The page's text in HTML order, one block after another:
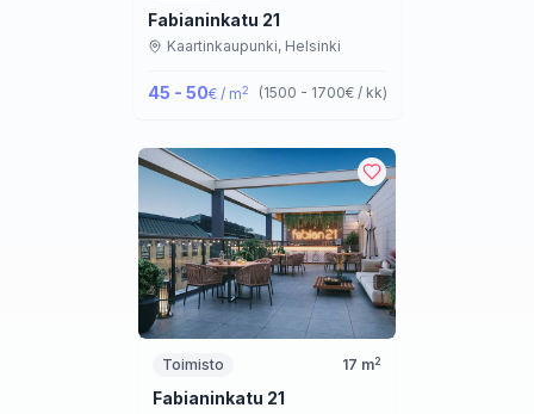
Fabianinkatu 21
Kaartinkaupunki, Helsinki
45 - 50€ / m2 (1500 - 1700€ / kk)
Toimisto 17 m2
Fabianinkatu 21